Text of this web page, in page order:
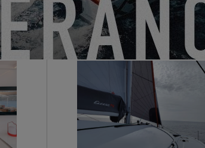
navegaban por el mundo. ¡Nos lo cuentan!